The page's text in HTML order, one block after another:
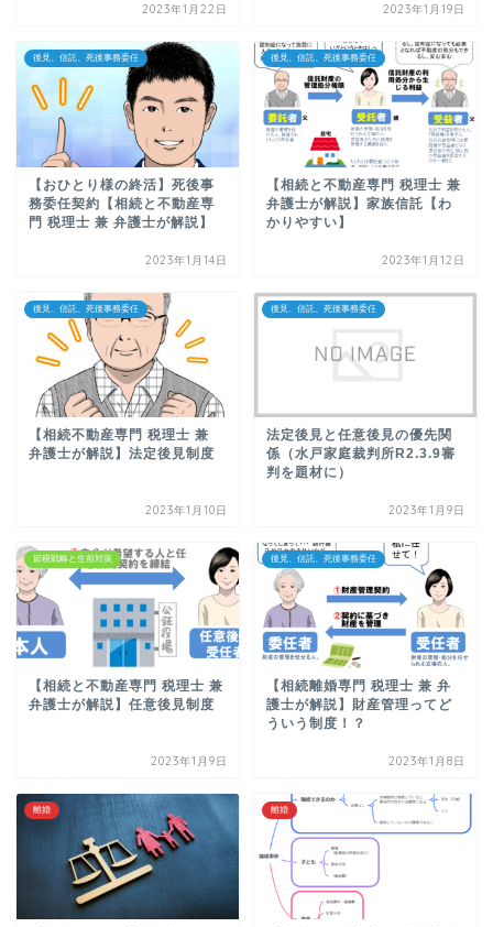
2023年1月22日 2023年1月19日
後見、信託、死後事務委任
【おひとり様の終活】死後事
務委任契約【相続と不動産専
門 税理士 兼 弁護士が解説】
2023年1月14日
後見、信託、死後事務委任
【相続と不動産専門 税理士 兼
弁護士が解説】家族信託【わ
かりやすい】
2023年1月12日
後見、信託、死後事務委任
【相続不動産専門 税理士 兼
弁護士が解説】法定後見制度
2023年1月10日
後見、信託、死後事務委任
法定後見と任意後見の優先関
係（水戸家庭裁判所R2.3.9審
判を題材に）
2023年1月9日
節税戦略と生前対策
【相続と不動産専門 税理士 兼
弁護士が解説】任意後見制度
2023年1月9日
後見、信託、死後事務委任
【相続離婚専門 税理士 兼 弁
護士が解説】財産管理ってど
ういう制度！？
2023年1月8日
離婚 離婚